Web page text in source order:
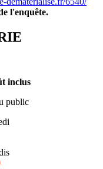
l'enquête.
inclus
public